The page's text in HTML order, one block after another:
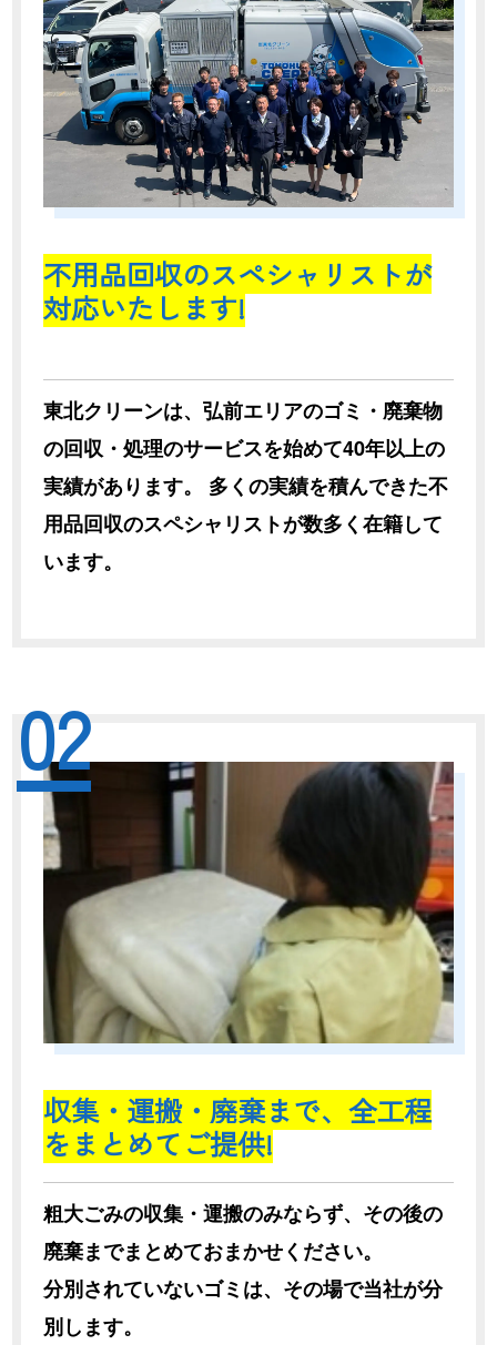
不用品回収のスペシャリストが
対応いたします!
東北クリーンは、弘前エリアのゴミ・廃棄物
の回収・処理のサービスを始めて40年以上の
実績があります。 多くの実績を積んできた不
用品回収のスペシャリストが数多く在籍して
います。
収集・運搬・廃棄まで、全工程
をまとめてご提供!
粗大ごみの収集・運搬のみならず、その後の
廃棄までまとめておまかせください。
分別されていないゴミは、その場で当社が分
別します。
02